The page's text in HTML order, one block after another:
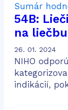
Sumár
54B:
na
stredne
aktívnou
liečbe
26. 01. 2024
NIHO
indikácií,